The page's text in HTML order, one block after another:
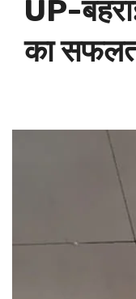
UP-
का